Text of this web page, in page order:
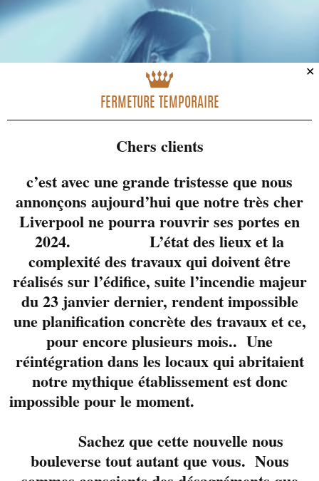
Notre petite dernière,
✕
FERMETURE TEMPORAIRE
Chers clients
c’est avec une grande tristesse que nous
annonçons aujourd’hui que notre très cher
Liverpool ne pourra rouvrir ses portes en
2024. L’état des lieux et la
complexité des travaux qui doivent être
réalisés sur l’édifice, suite l’incendie majeur
du 23 janvier dernier, rendent impossible
une planification concrète des travaux et ce,
pour encore plusieurs mois.. Une
réintégration dans les locaux qui abritaient
notre mythique établissement est donc
impossible pour le moment.
Sachez que cette nouvelle nous
bouleverse tout autant que vous. Nous